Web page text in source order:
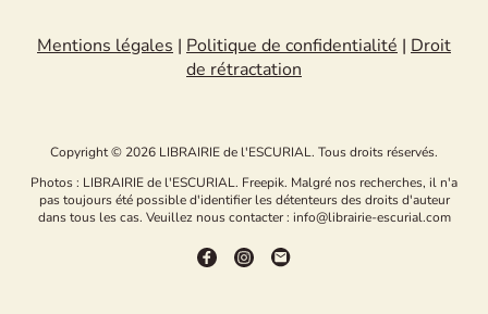
Mentions légales | Politique de confidentialité | Droit
de rétractation
Copyright © 2026 LIBRAIRIE de l'ESCURIAL. Tous droits réservés.
Photos : LIBRAIRIE de l'ESCURIAL. Freepik. Malgré nos recherches, il n'a
pas toujours été possible d'identifier les détenteurs des droits d'auteur
dans tous les cas. Veuillez nous contacter : info@librairie-escurial.com